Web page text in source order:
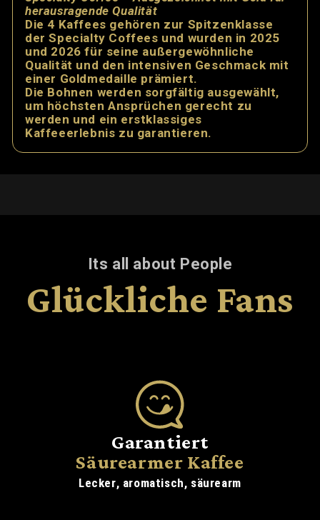
Alle Kaffees
Säure
Stärke
für jeden
Geeignet für
Siebträger,
Herdkännchen
Its all about People
Glückliche Fans
Garantiert
Säurearmer Kaffee
Lecker, aromatisch, säurearm